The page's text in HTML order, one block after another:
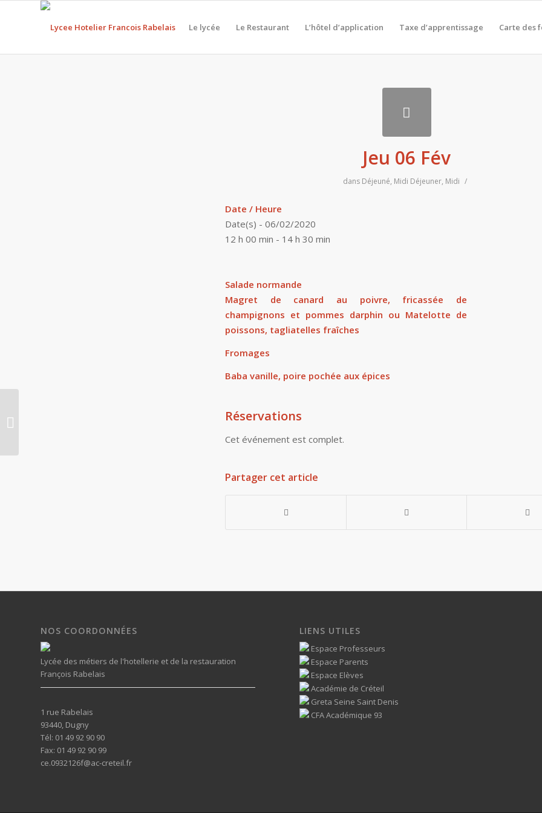
Le lycée Le Restaurant L’hôtel d’application Taxe d’apprentissage Carte des
Jeu 06 Fév
dans Déjeuné, Midi Déjeuner, Midi /
Date / Heure
Date(s) - 06/02/2020
12 h 00 min - 14 h 30 min
Salade normande
Magret de canard au poivre, fricassée de
champignons et pommes darphin ou Matelotte de
poissons, tagliatelles fraîches
Fromages
Baba vanille, poire pochée aux épices
Réservations
Cet événement est complet.
Partager cet article
NOS COORDONNÉES
Lycée des métiers de l'hotellerie et de la restauration
François Rabelais
1 rue Rabelais
93440, Dugny
Tél: 01 49 92 90 90
Fax: 01 49 92 90 99
ce.0932126f@ac-creteil.fr
LIENS UTILES
Espace Professeurs
Espace Parents
Espace Elèves
Académie de Créteil
Greta Seine Saint Denis
CFA Académique 93